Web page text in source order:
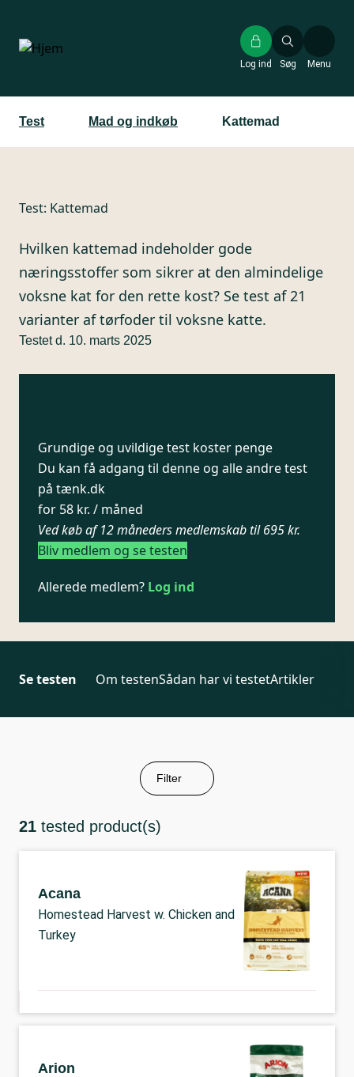
hovedindhold
Søg
Log ind Menu
Test Mad og indkøb Kattemad
Test: Kattemad
Hvilken kattemad indeholder gode
næringsstoffer som sikrer at den almindelige
voksne kat for den rette kost? Se test af 21
varianter af tørfoder til voksne katte.
Testet d. 10. marts 2025
Grundige og uvildige test koster penge
Du kan få adgang til denne og alle andre test
på tænk.dk
for 58 kr. / måned
Ved køb af 12 måneders medlemskab til 695 kr.
Bliv medlem og se testen
Allerede medlem? Log ind
Se testen Om testenSådan har vi testetArtikler
Filter
21 tested product(s)
Acana
Homestead Harvest w. Chicken and
Turkey
Arion